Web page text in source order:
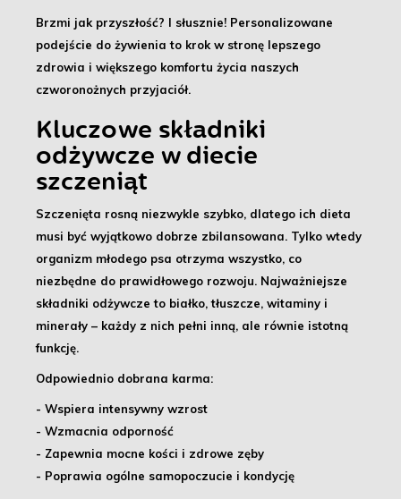
Brzmi jak przyszłość? I słusznie! Personalizowane
podejście do żywienia to krok w stronę lepszego
zdrowia i większego komfortu życia naszych
czworonożnych przyjaciół.
Kluczowe składniki
odżywcze w diecie
szczeniąt
Szczenięta rosną niezwykle szybko, dlatego ich dieta
musi być wyjątkowo dobrze zbilansowana. Tylko wtedy
organizm młodego psa otrzyma wszystko, co
niezbędne do prawidłowego rozwoju. Najważniejsze
składniki odżywcze to białko, tłuszcze, witaminy i
minerały – każdy z nich pełni inną, ale równie istotną
funkcję.
Odpowiednio dobrana karma:
- Wspiera intensywny wzrost
- Wzmacnia odporność
- Zapewnia mocne kości i zdrowe zęby
- Poprawia ogólne samopoczucie i kondycję